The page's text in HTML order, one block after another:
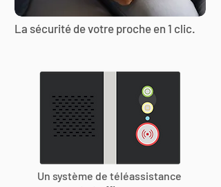
La sécurité de votre proche en 1 clic.
Un système de téléassistance